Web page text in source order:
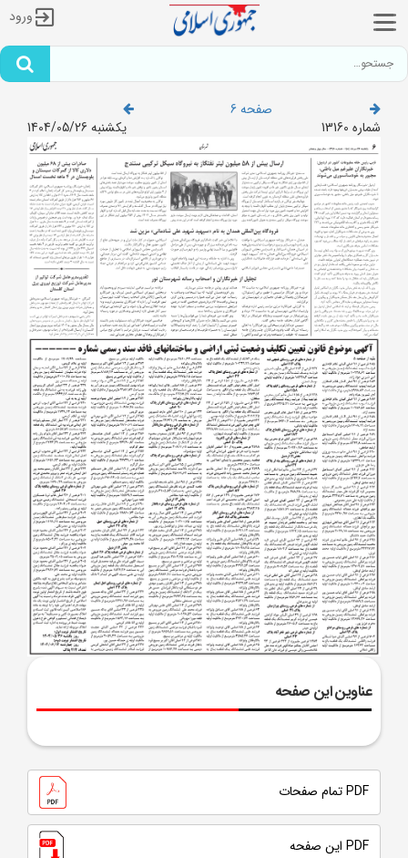
ورود
صفحه 6
شماره 13160
یکشنبه 1404/05/26
عناوین این صفحه
PDF تمام صفحات
PDF این صفحه